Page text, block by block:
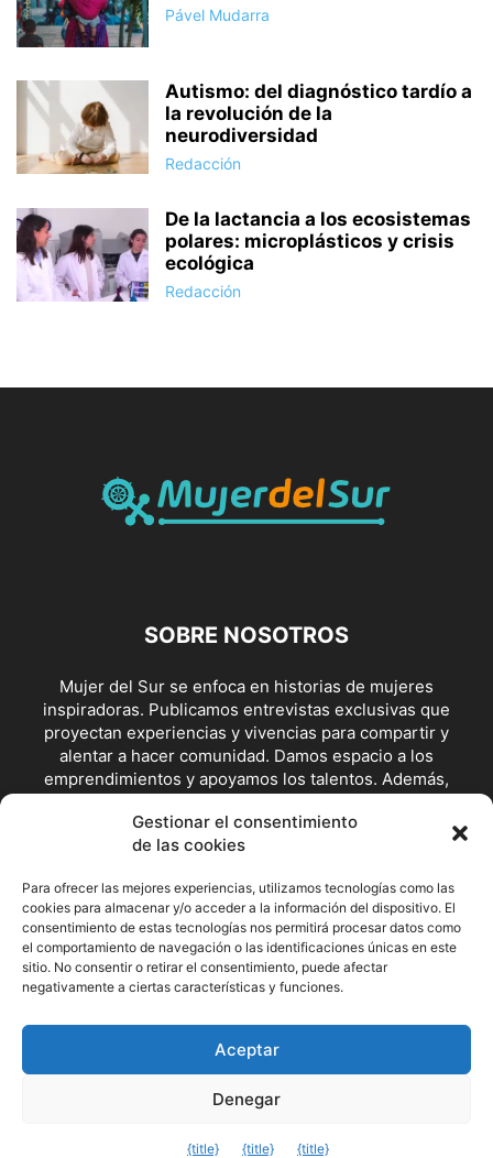
Pável Mudarra
Autismo: del diagnóstico tardío a
la revolución de la
neurodiversidad
Redacción
De la lactancia a los ecosistemas
polares: microplásticos y crisis
ecológica
Redacción
SOBRE NOSOTROS
Mujer del Sur se enfoca en historias de mujeres
inspiradoras. Publicamos entrevistas exclusivas que
proyectan experiencias y vivencias para compartir y
alentar a hacer comunidad. Damos espacio a los
emprendimientos y apoyamos los talentos. Además,
defensoras de los derechos.
SÍGUENOS
Instagram
© Mujer del Sur
Gestionar el consentimiento
de las cookies
Para ofrecer las mejores experiencias, utilizamos tecnologías como las
cookies para almacenar y/o acceder a la información del dispositivo. El
consentimiento de estas tecnologías nos permitirá procesar datos como
el comportamiento de navegación o las identificaciones únicas en este
sitio. No consentir o retirar el consentimiento, puede afectar
negativamente a ciertas características y funciones.
Aceptar
Denegar
{title} {title} {title}
Salir de la versión móvil